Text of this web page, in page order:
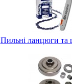
Пильні ланцюги та